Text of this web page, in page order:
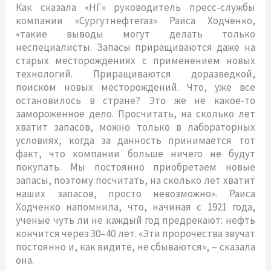
Как сказала «НГ» руководитель пресс-службы
компании «Сургутнефтегаз» Раиса Ходченко,
«такие выводы могут делать только
неспециалисты. Запасы приращиваются даже на
старых месторождениях c применением новых
технологий. Приращиваются доразведкой,
поиском новых месторождений. Что, уже все
остановилось в стране? Это же не какое-то
замороженное дело. Просчитать, на сколько лет
хватит запасов, можно только в лабораторных
условиях, когда за данность принимается тот
факт, что компании больше ничего не будут
покупать. Мы постоянно приобретаем новые
запасы, поэтому посчитать, на сколько лет хватит
наших запасов, просто невозможно». Раиса
Ходченко напомнила, что, начиная с 1921 года,
ученые чуть ли не каждый год предрекают: нефть
кончится через 30–40 лет. «Эти пророчества звучат
постоянно и, как видите, не сбываются», – сказала
она.